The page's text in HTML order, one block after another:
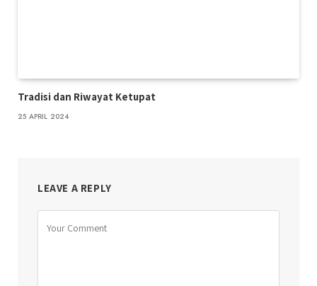
Tradisi dan Riwayat Ketupat
25 APRIL 2024
LEAVE A REPLY